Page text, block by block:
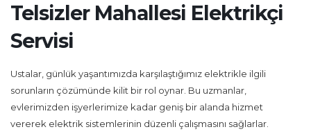
Telsizler Mahallesi Elektrikçi
Servisi
Ustalar, günlük yaşantımızda karşılaştığımız elektrikle ilgili
sorunların çözümünde kilit bir rol oynar. Bu uzmanlar,
evlerimizden işyerlerimize kadar geniş bir alanda hizmet
vererek elektrik sistemlerinin düzenli çalışmasını sağlarlar.